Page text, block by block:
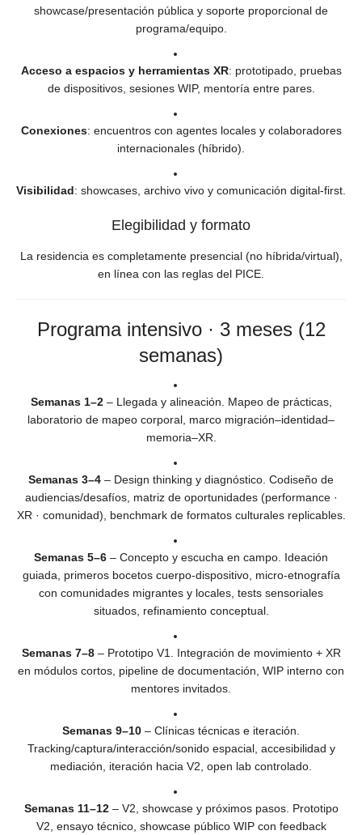
showcase/presentación pública y soporte proporcional de
programa/equipo.
Acceso a espacios y herramientas XR: prototipado, pruebas
de dispositivos, sesiones WIP, mentoría entre pares.
Conexiones: encuentros con agentes locales y colaboradores
internacionales (híbrido).
Visibilidad: showcases, archivo vivo y comunicación digital-first.
Elegibilidad y formato
La residencia es completamente presencial (no híbrida/virtual),
en línea con las reglas del PICE.
Programa intensivo · 3 meses (12
semanas)
Semanas 1–2– Llegada y alineación. Mapeo de prácticas,
laboratorio de mapeo corporal, marco migración–identidad–
memoria–XR.
Semanas 3–4 – Design thinking y diagnóstico. Codiseño de
audiencias/desafíos, matriz de oportunidades (performance ·
XR · comunidad), benchmark de formatos culturales replicables.
Semanas 5–6 – Concepto y escucha en campo. Ideación
guiada, primeros bocetos cuerpo-dispositivo, micro-etnografía
con comunidades migrantes y locales, tests sensoriales
situados, refinamiento conceptual.
Semanas 7–8– Prototipo V1. Integración de movimiento + XR
en módulos cortos, pipeline de documentación, WIP interno con
mentores invitados.
Semanas 9–10 – Clínicas técnicas e iteración.
Tracking/captura/interacción/sonido espacial, accesibilidad y
mediación, iteración hacia V2, open lab controlado.
Semanas 11–12– V2, showcase y próximos pasos. Prototipo
V2, ensayo técnico, showcase público WIP con feedback